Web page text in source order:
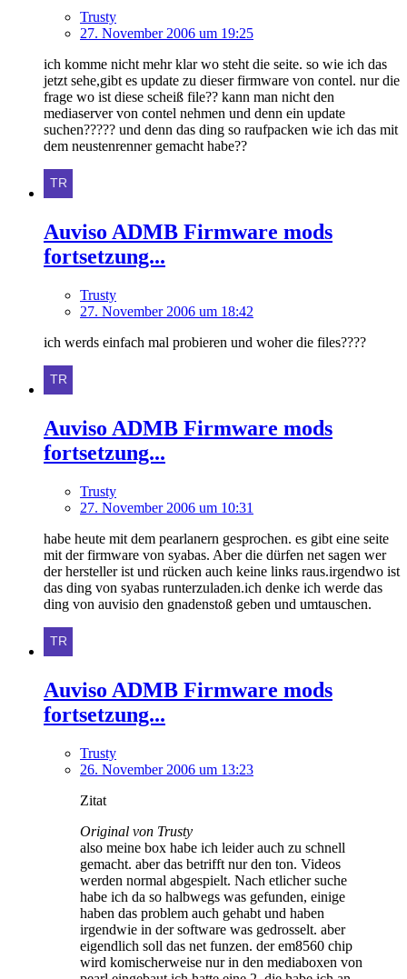
Trusty
27. November 2006 um 19:25
ich komme nicht mehr klar wo steht die seite. so wie ich das
jetzt sehe,gibt es update zu dieser firmware von contel. nur die
frage wo ist diese scheiß file?? kann man nicht den
mediaserver von contel nehmen und denn ein update
suchen????? und denn das ding so raufpacken wie ich das mit
dem neustenrenner gemacht habe??
Auviso ADMB Firmware mods
fortsetzung...
Trusty
27. November 2006 um 18:42
ich werds einfach mal probieren und woher die files????
Auviso ADMB Firmware mods
fortsetzung...
Trusty
27. November 2006 um 10:31
habe heute mit dem pearlanern gesprochen. es gibt eine seite
mit der firmware von syabas. Aber die dürfen net sagen wer
der hersteller ist und rücken auch keine links raus.irgendwo ist
das ding von syabas runterzuladen.ich denke ich werde das
ding von auvisio den gnadenstoß geben und umtauschen.
Auviso ADMB Firmware mods
fortsetzung...
Trusty
26. November 2006 um 13:23
Zitat
Original von Trusty
also meine box habe ich leider auch zu schnell
gemacht. aber das betrifft nur den ton. Videos
werden normal abgespielt. Nach etlicher suche
habe ich da so halbwegs was gefunden, einige
haben das problem auch gehabt und haben
irgendwie in der software was gedrosselt. aber
eigendlich soll das net funzen. der em8560 chip
wird komischerweise nur in den mediaboxen von